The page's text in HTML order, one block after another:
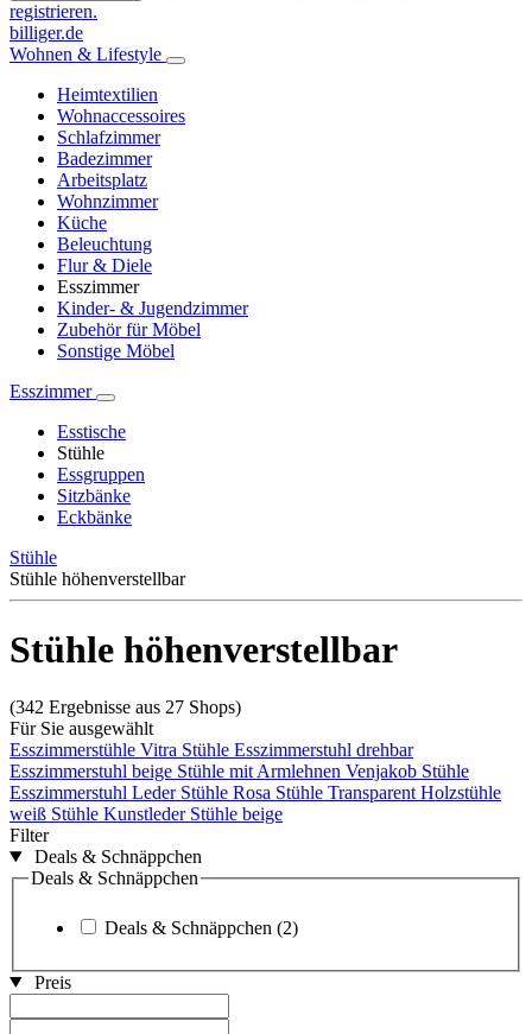
registrieren.
billiger.de
Wohnen & Lifestyle
Heimtextilien
Wohnaccessoires
Schlafzimmer
Badezimmer
Arbeitsplatz
Wohnzimmer
Küche
Beleuchtung
Flur & Diele
Esszimmer
Kinder- & Jugendzimmer
Zubehör für Möbel
Sonstige Möbel
Esszimmer
Esstische
Stühle
Essgruppen
Sitzbänke
Eckbänke
Stühle
Stühle höhenverstellbar
Stühle höhenverstellbar
(342 Ergebnisse aus 27 Shops)
Für Sie ausgewählt
Esszimmerstühle Vitra Stühle Esszimmerstuhl drehbar
Esszimmerstuhl beige Stühle mit Armlehnen Venjakob Stühle
Esszimmerstuhl Leder Stühle Rosa Stühle Transparent Holzstühle
weiß Stühle Kunstleder Stühle beige
Filter
Deals & Schnäppchen
Deals & Schnäppchen
Deals & Schnäppchen (2)
Preis